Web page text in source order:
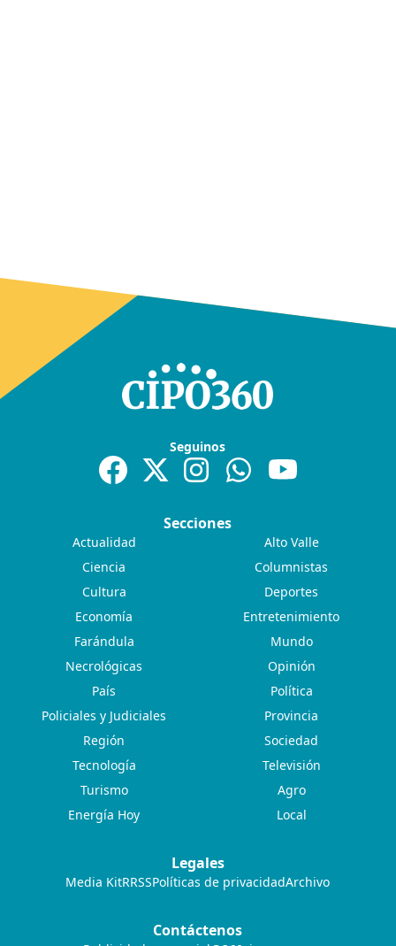
Seguinos
Secciones
Actualidad
Alto Valle
Ciencia
Columnistas
Cultura
Deportes
Economía
Entretenimiento
Farándula
Mundo
Necrológicas
Opinión
País
Política
Policiales y Judiciales
Provincia
Región
Sociedad
Tecnología
Televisión
Turismo
Agro
Energía Hoy
Local
Legales
Media KitRRSSPolíticas de privacidadArchivo
Contáctenos